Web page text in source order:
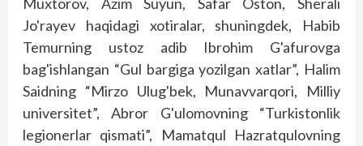
Jo'rayev haqidagi xotiralar, shuningdek, Habib
Temurning ustoz adib Ibrohim G'afurovga
bag'ishlangan “Gul bargiga yozilgan xatlar”, Halim
Saidning “Mirzo Ulug'bek, Munavvarqori, Milliy
universitet”, Abror G'ulomovning “Turkistonlik
legionerlar qismati”, Mamatqul Hazratqulovning